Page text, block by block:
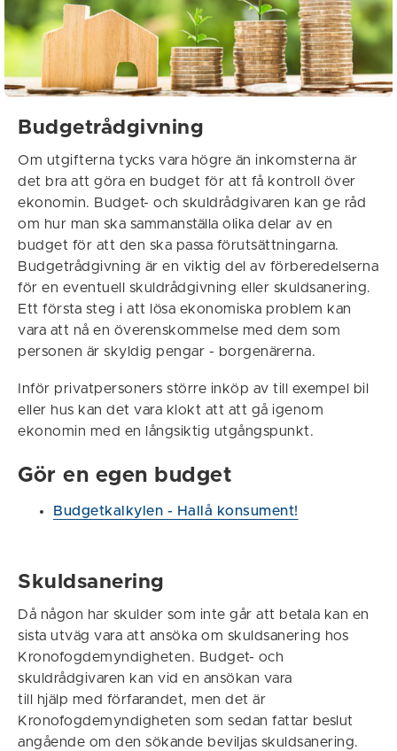
Budgetrådgivning
Om utgifterna tycks vara högre än inkomsterna är
det bra att göra en budget för att få kontroll över
ekonomin. Budget- och skuldrådgivaren kan ge råd
om hur man ska sammanställa olika delar av en
budget för att den ska passa förutsättningarna.
Budgetrådgivning är en viktig del av förberedelserna
för en eventuell skuldrådgivning eller skuldsanering.
Ett första steg i att lösa ekonomiska problem kan
vara att nå en överenskommelse med dem som
personen är skyldig pengar - borgenärerna.
Inför privatpersoners större inköp av till exempel bil
eller hus kan det vara klokt att att gå igenom
ekonomin med en långsiktig utgångspunkt.
Gör en egen budget
Budgetkalkylen - Hallå konsument!
Skuldsanering
Då någon har skulder som inte går att betala kan en
sista utväg vara att ansöka om skuldsanering hos
Kronofogdemyndigheten. Budget- och
skuldrådgivaren kan vid en ansökan vara
till hjälp med förfarandet, men det är
Kronofogdemyndigheten som sedan fattar beslut
angående om den sökande beviljas skuldsanering.